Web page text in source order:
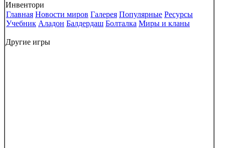
Инвентори
Главная Новости миров Галерея Популярные Ресурсы
Учебник Аладон Балдердаш Болталка Миры и кланы
Другие игры